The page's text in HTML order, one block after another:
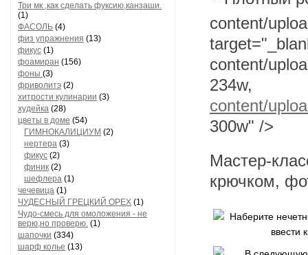
Три мк ,как сделать фуксию,канзаши.
(1)
ФАСОЛЬ (4)
физ упражнения (13)
фикус (1)
фоамиран (156)
фоны (3)
фриволитэ (2)
хитрости кулинарии (3)
худейка (28)
цветы в доме (54)
ГИМНОКАЛИЦИУМ (2)
нертера (3)
фикус (2)
финик (2)
шефлера (1)
чечевица (1)
ЧУДЕСНЫЙ ГРЕЦКИЙ ОРЕХ (1)
Чудо-смесь для омоложения - не
верю,но проверю. (1)
шапочки (334)
шарф колье (13)
content/
content/
content/
300w" />
Мастер-
крючком,